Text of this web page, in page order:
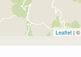
Leaflet | ©